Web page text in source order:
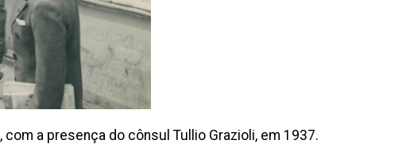
a presença do cônsul Tullio Grazioli, em 1937.